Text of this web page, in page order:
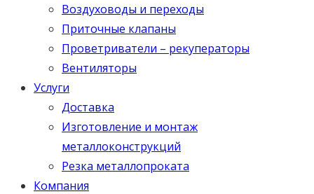
Воздуховоды и переходы
Приточные клапаны
Проветриватели – рекуператоры
Вентиляторы
Услуги
Доставка
Изготовление и монтаж
металлоконструкций
Резка металлопроката
Компания